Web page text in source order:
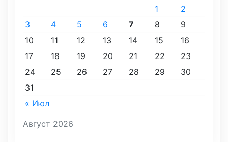
Август 2026
« Июл
1
2
3
4 5 6 7 8
9
10
11 12 13 14 15
16
17
18 19 20 21 22
23
24
25 26 27 28 29
30
31